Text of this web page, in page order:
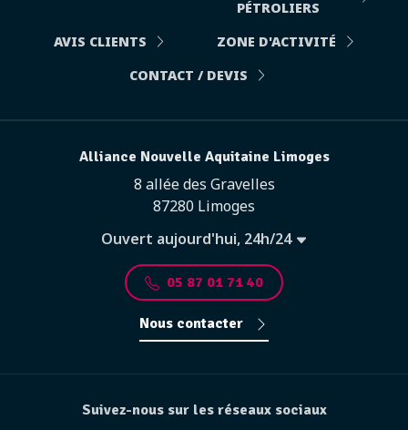
PÉTROLIERS
AVIS CLIENTS
ZONE D'ACTIVITÉ
CONTACT / DEVIS
Alliance Nouvelle Aquitaine Limoges
8 allée des Gravelles
87280 Limoges
Ouvert aujourd'hui, 24h/24
05 87 01 71 40
Nous contacter
Suivez-nous sur les réseaux sociaux